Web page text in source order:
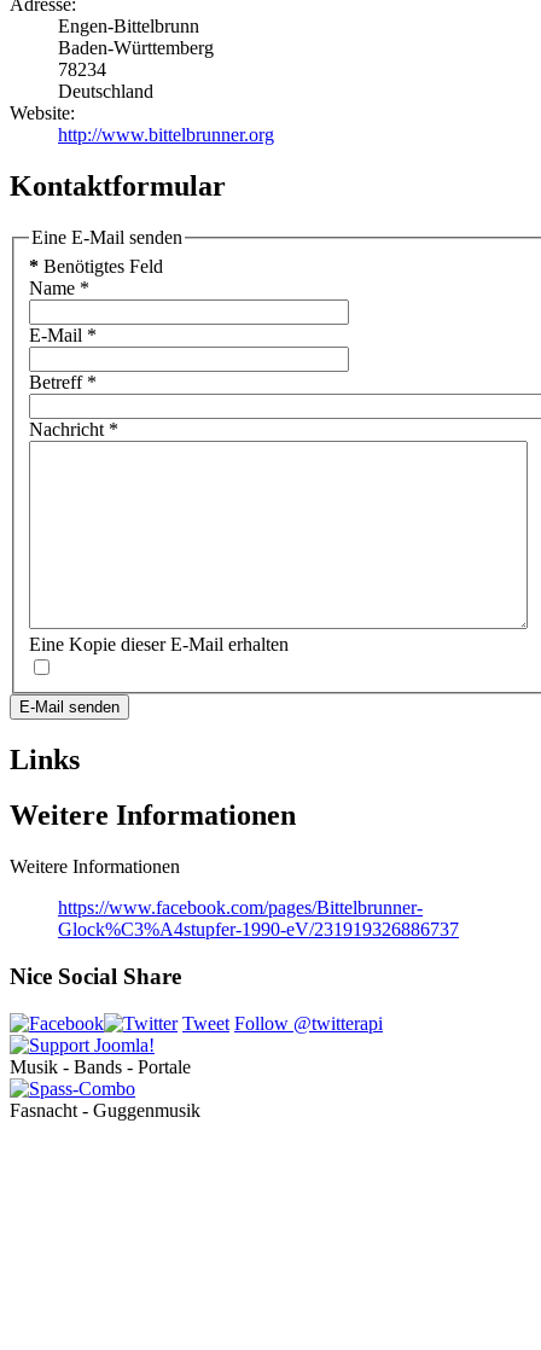
Adresse:
Engen-Bittelbrunn
Baden-Württemberg
78234
Deutschland
Website:
http://www.bittelbrunner.org
Kontaktformular
Eine E-Mail senden
* Benötigtes Feld
Name *
E-Mail *
Betreff*
Nachricht *
Eine Kopie dieser E-Mail erhalten
E-Mail senden
Links
Weitere Informationen
Weitere Informationen
https://www.facebook.com/pages/Bittelbrunner-
Glock%C3%A4stupfer-1990-eV/231919326886737
Nice Social Share
Tweet Follow @twitterapi
Musik - Bands - Portale
Fasnacht - Guggenmusik